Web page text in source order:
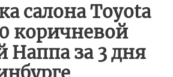
салона Toyota
коричневой
Наппа за 3 дня